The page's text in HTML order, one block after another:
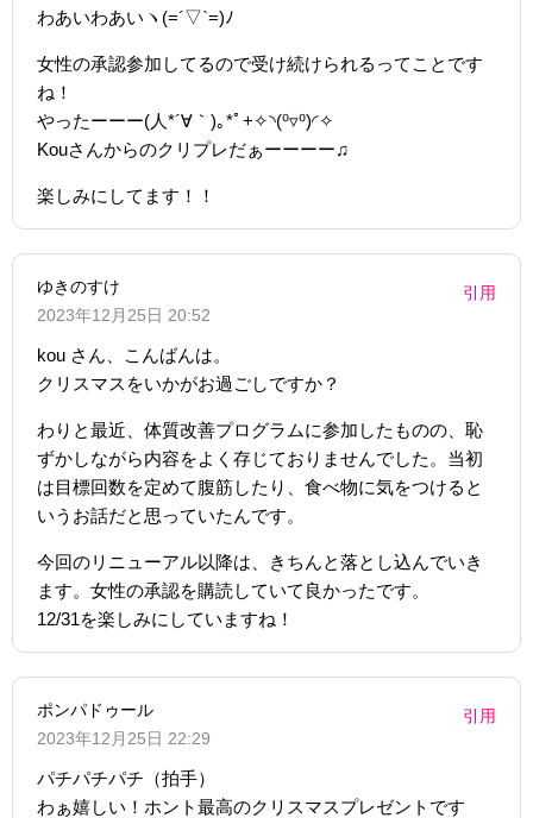
わあいわあいヽ(=´▽`=)ﾉ
女性の承認参加してるので受け続けられるってことです
ね！
やったーーー(⁠人⁠*⁠´⁠∀⁠｀⁠)⁠｡⁠*ﾟ⁠+✧⁠◝⁠(⁠⁰⁠▿⁠⁰⁠)⁠◜⁠✧
Kouさんからのクリプレだぁーーーー♫
楽しみにしてます！！
ゆきのすけ
2023年12月25日 20:52
引用
kou さん、こんばんは。
クリスマスをいかがお過ごしですか？
わりと最近、体質改善プログラムに参加したものの、恥
ずかしながら内容をよく存じておりませんでした。当初
は目標回数を定めて腹筋したり、食べ物に気をつけると
いうお話だと思っていたんです。
今回のリニューアル以降は、きちんと落とし込んでいき
ます。女性の承認を購読していて良かったです。
12/31を楽しみにしていますね！
ポンパドゥール
2023年12月25日 22:29
引用
パチパチパチ（拍手）
わぁ嬉しい！ホント最高のクリスマスプレゼントです